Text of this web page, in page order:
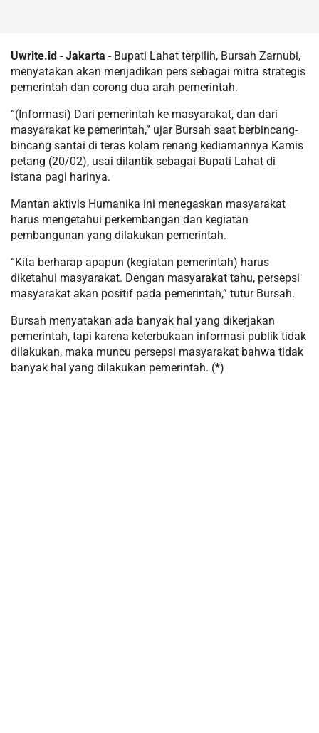
Uwrite.id -Jakarta - Bupati Lahat terpilih, Bursah Zarnubi,
menyatakan akan menjadikan pers sebagai mitra strategis
pemerintah dan corong dua arah pemerintah.
“(Informasi) Dari pemerintah ke masyarakat, dan dari
masyarakat ke pemerintah,” ujar Bursah saat berbincang-
bincang santai di teras kolam renang kediamannya Kamis
petang (20/02), usai dilantik sebagai Bupati Lahat di
istana pagi harinya.
Mantan aktivis Humanika ini menegaskan masyarakat
harus mengetahui perkembangan dan kegiatan
pembangunan yang dilakukan pemerintah.
“Kita berharap apapun (kegiatan pemerintah) harus
diketahui masyarakat. Dengan masyarakat tahu, persepsi
masyarakat akan positif pada pemerintah,” tutur Bursah.
Bursah menyatakan ada banyak hal yang dikerjakan
pemerintah, tapi karena keterbukaan informasi publik tidak
dilakukan, maka muncu persepsi masyarakat bahwa tidak
banyak hal yang dilakukan pemerintah. (*)